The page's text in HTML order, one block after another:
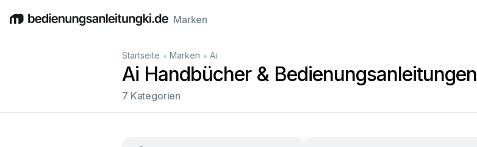
EnglishDeutschEspañolItalianoFrançais
Marken
Startseite • Marken • Ai
Ai Handbücher & Bedienungsanleitungen
7 Kategorien